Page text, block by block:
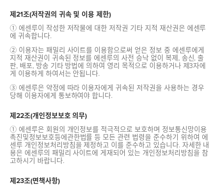
제21조(저작권의 귀속 및 이용 제한)
① 에센루이 작성한 저작물에 대한 저작권 기타 지적 재산권은 에센루
에 귀속합니다.
② 이용자는 패밀리 사이트를 이용함으로써 얻은 정보 중 에센루에게
지적 재산권이 귀속된 정보를 에센루의 사전 승낙 없이 복제, 송신, 출
판, 배포, 방송 기타 방법에 의하여 영리 목적으로 이용하거나 제3자에
게 이용하게 하여서는 안됩니다.
③ 에센루은 약정에 따라 이용자에게 귀속된 저작권을 사용하는 경우
당해 이용자에게 통보하여야 합니다.
제22조(개인정보보호 의무)
① 에센루은 회원의 개인정보를 적극적으로 보호하며 정보통신망이용
촉진및정보보호등에관한법률 등 모든 관련 법령을 준수하기 위하여 에
센루 개인정보처리방침을 제정하고 이를 준수하고 있습니다. 자세한 내
용은 에센루의 패밀리 사이트에 게재되어 있는 개인정보처리방침을 참
고하시기 바랍니다.
제23조(면책사항)